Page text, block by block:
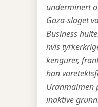
underminert
Gaza-slaget
Business
hvis
kengurer,
han
Uranmalmen
inaktive